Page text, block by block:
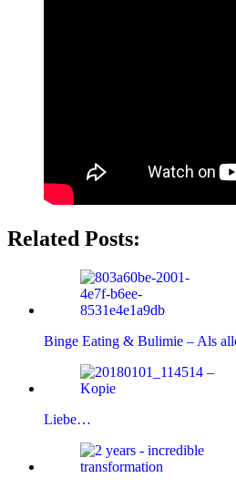
Related Posts:
Binge Eating & Bulimie – Als
Liebe…